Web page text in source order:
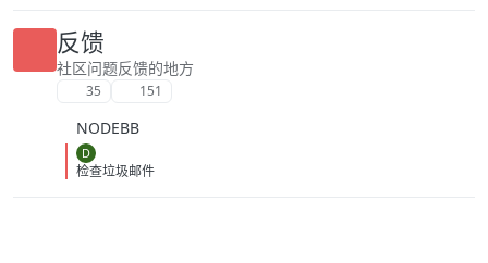
悲剧轮回…… 【作者简介】 作者：幻梦猎人，起点中文网作者，代表
作品：《灾厄收容所》《诡异分解指南》《天灾疯人院》《基因收容
所》等 【下载地址】 百度：
https://pan.baidu.com/s/1CTpsB1_Ju5NwzAhO0MvwZQ?pwd=9a1v
夸克：https://pan.quark.cn/s/ffe07719ebb3?pwd=aUYh 移动：
反馈
社区问题反馈的地方
35 151
NODEBB
D
检查垃圾邮件